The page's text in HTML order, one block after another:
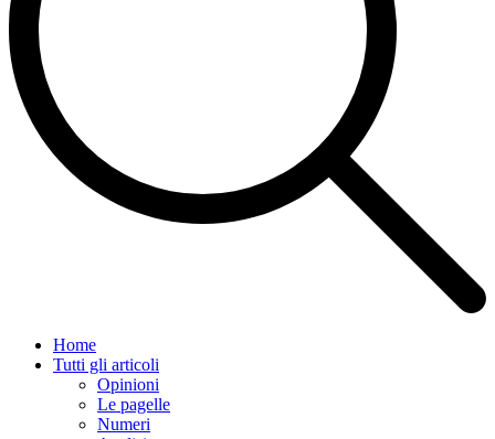
Home
Tutti gli articoli
Opinioni
Le pagelle
Numeri